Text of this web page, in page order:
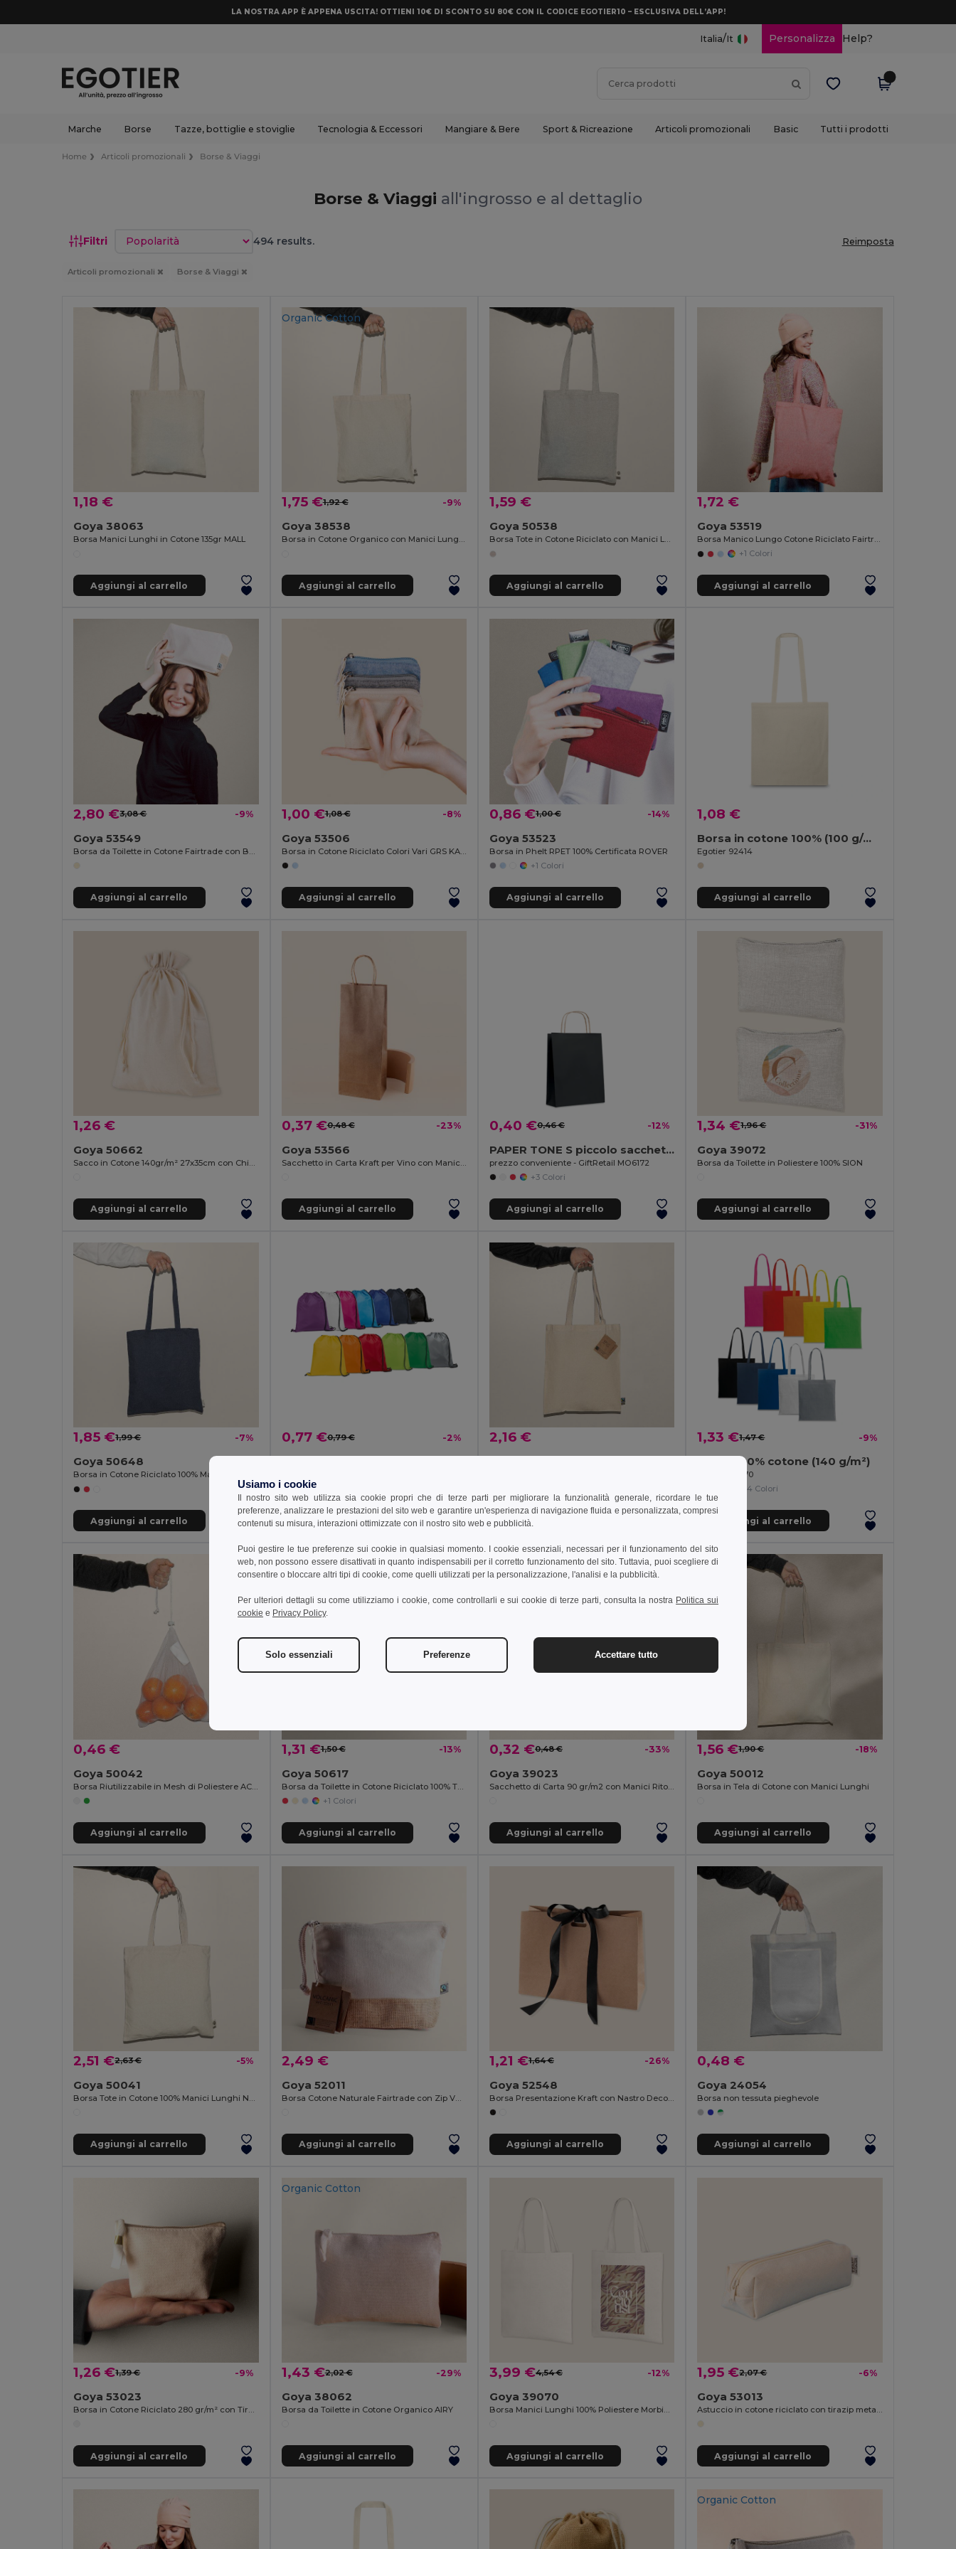
LA NOSTRA APP È APPENA USCITA! OTTIENI 10€ DI SCONTO SU 80€ CON IL CODICE EGOTIER10 – ESCLUSIVA DELL’APP!
Italia/It Personalizza Help?
Marche Borse Tazze, bottiglie e stoviglie Tecnologia & Eccessori Mangiare & Bere Sport & Ricreazione Articoli promozionali Basic Tutti i prodotti
Home Articoli promozionali Borse & Viaggi
Borse & Viaggi all'ingrosso e al dettaglio
Filtri Ordina per 494 results. Reimposta
Articoli promozionali Borse & Viaggi
1,18 €
Goya 38063
Borsa Manici Lunghi in Cotone 135gr MALL
Aggiungi al carrello
Organic Cotton
1,75 €1,92 € -9%
Goya 38538
Borsa in Cotone Organico con Manici Lunghi Certificata GOTS ECOLOGY
Aggiungi al carrello
1,59 €
Goya 50538
Borsa Tote in Cotone Riciclato con Manici Lunghi WATERFALL
Aggiungi al carrello
1,72 €
Goya 53519
Borsa Manico Lungo Cotone Riciclato Fairtrade DUNE
+1 Colori
Aggiungi al carrello
2,80 €3,08 € -9%
Goya 53549
Aggiungi al carrello
1,00 €1,08 € -8%
Goya 53506
Borsa in Cotone Riciclato Colori Vari GRS KALA
Aggiungi al carrello
0,86 €1,00 € -14%
Goya 53523
Borsa in Phelt RPET 100% Certificata ROVER
+1 Colori
Aggiungi al carrello
1,08 €
Borsa in cotone 100% (100 g/m²)
Egotier 92414
Aggiungi al carrello
1,26 €
Goya 50662
Sacco in Cotone 140gr/m² 27x35cm con Chiusura a Coulisse ALTER
Aggiungi al carrello
0,37 €0,48 € -23%
Goya 53566
Sacchetto in Carta Kraft per Vino con Manico IRTHE
Aggiungi al carrello
0,40 €0,46 € -12%
PAPER TONE S piccolo sacchetto di carta
prezzo conveniente - GiftRetail MO6172
+3 Colori
Aggiungi al carrello
1,34 €1,96 € -31%
Goya 39072
Borsa da Toilette in Poliestere 100% SION
Aggiungi al carrello
1,85 €1,99 € -7%
Goya 50648
Aggiungi al carrello
0,77 €0,79 € -2%
Aggiungi al carrello
2,16 €
Aggiungi al carrello
1,33 €1,47 € -9%
Borsa 100% cotone (140 g/m²)
Egotier 92070
+14 Colori
Aggiungi al carrello
0,46 €
Goya 50042
Aggiungi al carrello
1,31 €1,50 € -13%
Goya 50617
Borsa da Toilette in Cotone Riciclato 100% TETIAROA
+1 Colori
Aggiungi al carrello
Made in ES
0,32 €0,48 € -33%
Goya 39023
Sacchetto di Carta 90 gr/m2 con Manici Ritorti
Aggiungi al carrello
1,56 €1,90 € -18%
Goya 50012
Borsa in Tela di Cotone con Manici Lunghi
Aggiungi al carrello
2,51 €2,63 € -5%
Goya 50041
Borsa Tote in Cotone 100% Manici Lunghi NATURAL
Aggiungi al carrello
2,49 €
Goya 52011
Borsa Cotone Naturale Fairtrade con Zip VOLCANIC
Aggiungi al carrello
1,21 €1,64 € -26%
Goya 52548
Borsa Presentazione Kraft con Nastro Decorativo KAVAI
Aggiungi al carrello
0,48 €
Goya 24054
Borsa non tessuta pieghevole
Aggiungi al carrello
1,26 €1,39 € -9%
Goya 53023
Borsa in Cotone Riciclato 280 gr/m² con Tirazip Dorato ARGENT
Aggiungi al carrello
Organic Cotton
1,43 €2,02 € -29%
Goya 38062
Borsa da Toilette in Cotone Organico AIRY
Aggiungi al carrello
3,99 €4,54 € -12%
Goya 39070
Borsa Manici Lunghi 100% Poliestere Morbido SION
Aggiungi al carrello
1,95 €2,07 € -6%
Goya 53013
Astuccio in cotone riciclato con tirazip metallo ELEMENTARY
Aggiungi al carrello
Organic Cotton
Usiamo i cookie
Il nostro sito web utilizza sia cookie propri che di terze parti per migliorare la funzionalità generale, ricordare le tue
preferenze, analizzare le prestazioni del sito web e garantire un'esperienza di navigazione fluida e personalizzata, compresi
contenuti su misura, interazioni ottimizzate con il nostro sito web e pubblicità.
Puoi gestire le tue preferenze sui cookie in qualsiasi momento. I cookie essenziali, necessari per il funzionamento del sito
web, non possono essere disattivati in quanto indispensabili per il corretto funzionamento del sito. Tuttavia, puoi scegliere di
consentire o bloccare altri tipi di cookie, come quelli utilizzati per la personalizzazione, l'analisi e la pubblicità.
Per ulteriori dettagli su come utilizziamo i cookie, come controllarli e sui cookie di terze parti, consulta la nostra Politica sui
cookie e Privacy Policy.
Solo essenziali Preferenze Accettare tutto